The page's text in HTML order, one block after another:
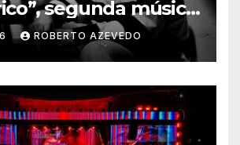
segunda música
de seu novo
Onimusic
ROBERTO AZEVEDO